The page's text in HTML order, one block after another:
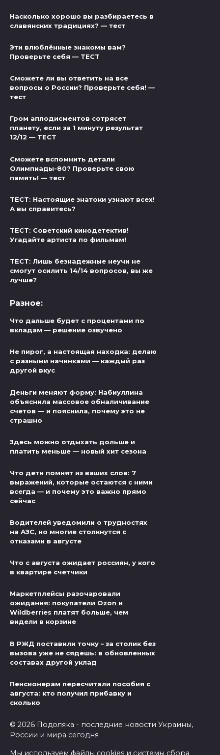
Насколько хорошо вы разбираетесь в
славянских традициях? — тест
Эти влюблённые знакомы вам?
Проверьте себя — ТЕСТ
Сможете ли вы ответить на все
вопросы о России? Проверьте себя! —
тест
Гром аплодисментов сотрясет
планету, если за 1 минуту результат
12/12 — ТЕСТ
Сможете вспомнить детали
Олимпиады-80? Проверьте свою
память! — тест
ТЕСТ: Настоящие знатоки узнают всех!
А вы справитесь?
ТЕСТ: Советский кинодетектив!
Угадайте артиста по фильмам!
ТЕСТ: Лишь безнадежные неучи не
смогут осилить 14/14 вопросов, вы же
лучше?
Разное:
Что дальше будет с процентами по
вкладам — решение озвучено
Не пирог, а настоящая находка: делаю
с разными начинками — каждый раз
другой вкус
Деньги меняют форму: Набиуллина
объяснила массовое обналичивание
счетов — и пояснила, почему это не
страшно
Здесь можно отдыхать дольше и
платить меньше — новый хит сезона
Что дети помнят из ваших слов: 7
выражений, которые остаются с ними
всегда — и почему это важно прямо
сейчас
Водителей уведомили о трудностях
на АЗС, но многие столкнутся с
отказами в августе
Что с августа ожидает россиян, у кого
в квартире счетчики
Маркетплейсы разочаровали
ожидания: покупатели Ozon и
Wildberries платят больше, чем
видели в корзине
В РЖД поставили точку – за столик без
вызова уже не сядешь: в обновленных
составах другой уклад
Пенсионерам пересчитали пособия с
августа: кто получил прибавку и
сколько
© 2026 Подоляка - последние новости Украины,
России и мира сегодня
Мы используем файлы cookies и системы сбора